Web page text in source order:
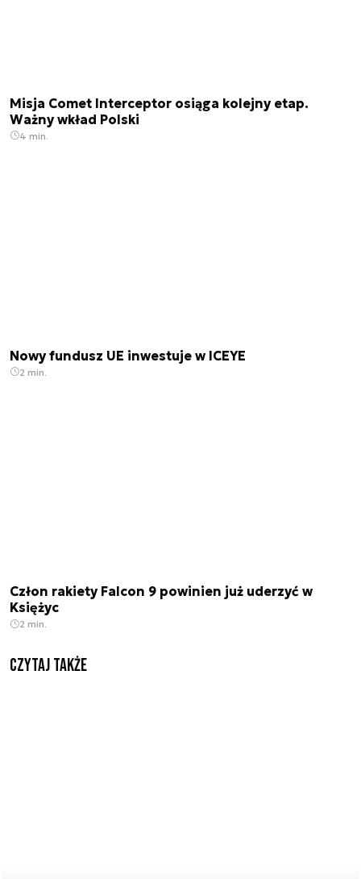
Misja Comet Interceptor osiąga kolejny etap.
Ważny wkład Polski
4 min.
Nowy fundusz UE inwestuje w ICEYE
2 min.
Człon rakiety Falcon 9 powinien już uderzyć w
Księżyc
2 min.
Czytaj także